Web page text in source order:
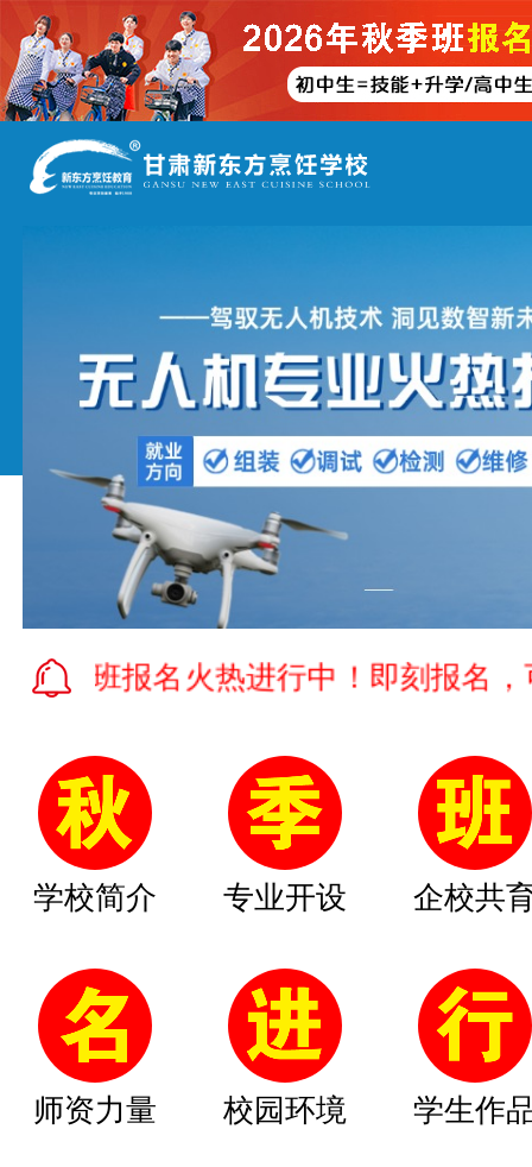
名火热进行中！即刻报名，可享受
学校简介 专业开设 企校共
师资力量 校园环境 学生作